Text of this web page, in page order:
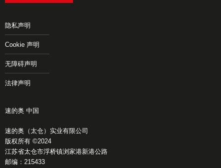
隐私声明
Cookie 声明
无障碍声明
法律声明
速的奥 中国
速的奥（太仓）实业有限公司
版权所有 ©2024
江苏省太仓市浮桥镇浏家港新港公路
邮编：215433